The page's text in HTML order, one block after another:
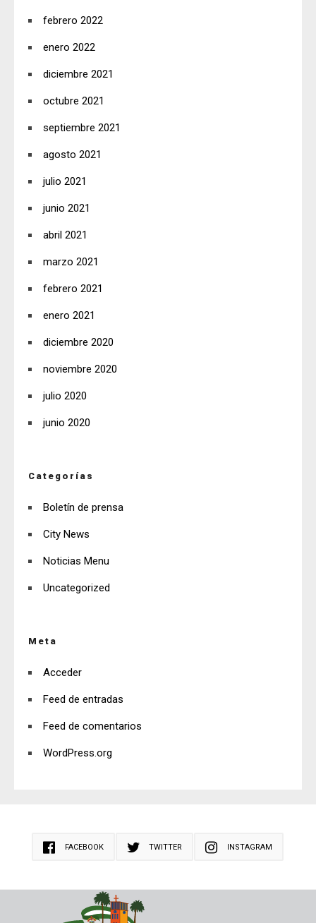
febrero 2022
enero 2022
diciembre 2021
octubre 2021
septiembre 2021
agosto 2021
julio 2021
junio 2021
abril 2021
marzo 2021
febrero 2021
enero 2021
diciembre 2020
noviembre 2020
julio 2020
junio 2020
Categorías
Boletín de prensa
City News
Noticias Menu
Uncategorized
Meta
Acceder
Feed de entradas
Feed de comentarios
WordPress.org
FACEBOOK TWITTER INSTAGRAM